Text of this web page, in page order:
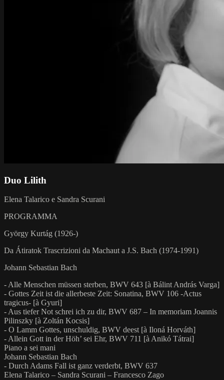
Duo Lilith
Elena Talarico e Sandra Scurani
PROGRAMMA
György Kurtág (1926-)
Da Átiratok Trascrizioni da Machaut a J.S. Bach (1974-1991)
Johann Sebastian Bach
- Alle Menschen müssen sterben, BWV 643 [à Bálint András Varga]
- Gottes Zeit ist die allerbeste Zeit: Sonatina, BWV 106 -Actus
tragicus- [à Gyuri]
- Aus tiefer Not schrei ich zu dir, BWV 687 – In memoriam Joannis
Pilinszky [à Zoltán Kocsis]
- O Lamm Gottes, unschuldig, BWV deest [à Iloná Horváth]
- Allein Gott in der Höh’ sei Ehr, BWV 711 [à Anikó Tátrai]
Piano a sei mani
Johann Sebastian Bach
- Durch Adams Fall ist ganz verderbt, BWV 637
Elena Talarico – Sandra Scurani – Francesco Zago